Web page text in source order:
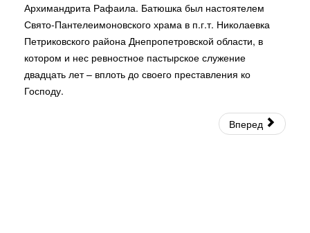
Архимандрита Рафаила. Батюшка был настоятелем
Свято-Пантелеимоновского храма в п.г.т. Николаевка
Петриковского района Днепропетровской области, в
котором и нес ревностное пастырское служение
двадцать лет – вплоть до своего преставления ко
Господу.
Вперед